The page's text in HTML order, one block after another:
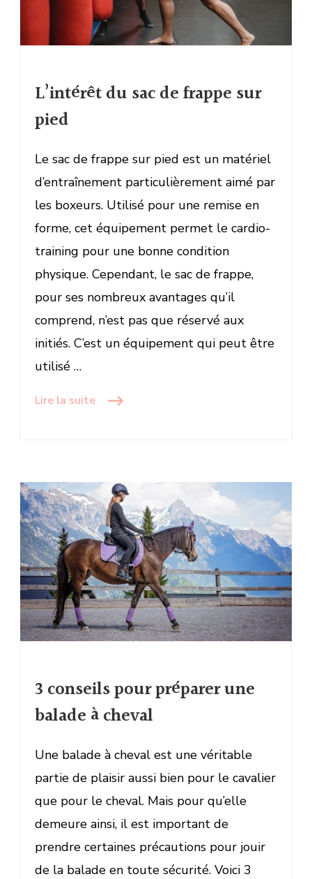
L’intérêt du sac de frappe sur
pied
Le sac de frappe sur pied est un matériel
d’entraînement particulièrement aimé par
les boxeurs. Utilisé pour une remise en
forme, cet équipement permet le cardio-
training pour une bonne condition
physique. Cependant, le sac de frappe,
pour ses nombreux avantages qu’il
comprend, n’est pas que réservé aux
initiés. C’est un équipement qui peut être
utilisé …
Lire la suite
3 conseils pour préparer une
balade à cheval
Une balade à cheval est une véritable
partie de plaisir aussi bien pour le cavalier
que pour le cheval. Mais pour qu’elle
demeure ainsi, il est important de
prendre certaines précautions pour jouir
de la balade en toute sécurité. Voici 3